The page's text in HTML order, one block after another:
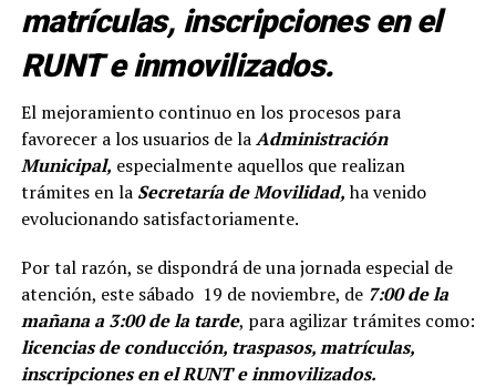
matrículas, inscripciones en el
RUNT e inmovilizados.
El mejoramiento continuo en los procesos para
favorecer a los usuarios de laAdministración
Municipal, especialmente aquellos que realizan
trámites en la Secretaría de Movilidad,ha venido
evolucionando satisfactoriamente.
Por tal razón, se dispondrá de una jornada especial de
atención, este sábado 19 de noviembre, de7:00 de la
mañana a 3:00 de la tarde, para agilizar trámites como:
licencias de conducción, traspasos, matrículas,
inscripciones en el RUNT e inmovilizados.